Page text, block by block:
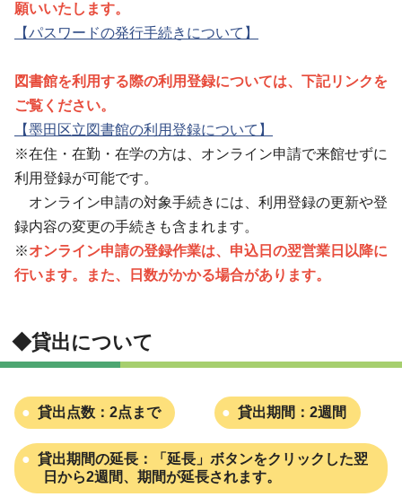
願いいたします。
【パスワードの発行手続きについて】
図書館を利用する際の利用登録については、下記リンクを
ご覧ください。
【墨田区立図書館の利用登録について】
※在住・在勤・在学の方は、オンライン申請で来館せずに
利用登録が可能です。
オンライン申請の対象手続きには、利用登録の更新や登
録内容の変更の手続きも含まれます。
※オンライン申請の登録作業は、申込日の翌営業日以降に
行います。また、日数がかかる場合があります。
◆貸出について
貸出点数：2点まで 貸出期間：2週間
貸出期間の延長：「延長」ボタンをクリックした翌
日から2週間、期間が延長されます。